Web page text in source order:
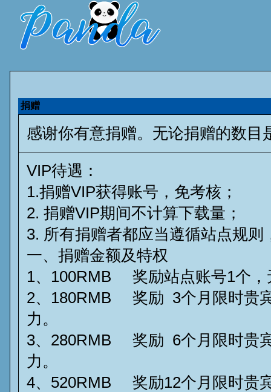
捐赠
感谢你有意捐赠。无论捐赠的数
VIP待遇：
1.捐赠VIP获得账号，免考核；
2. 捐赠VIP期间不计算下载量；
3. 所有捐赠者都应当遵循站点规
一、捐赠金额及特权
1、100RMB 奖励站点账号1个，
2、180RMB 奖励 3个月限时贵
力。
3、280RMB 奖励 6个月限时贵
力。
4、520RMB 奖励12个月限时贵